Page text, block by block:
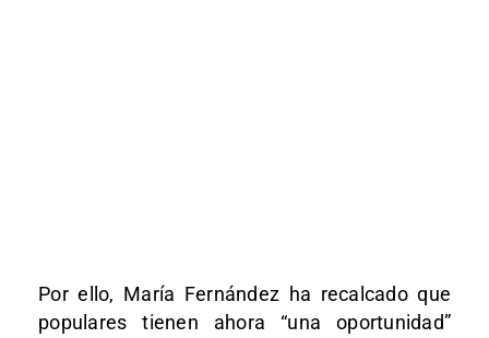
Por ello, María Fernández ha recalcado que
populares tienen ahora “una oportunidad”